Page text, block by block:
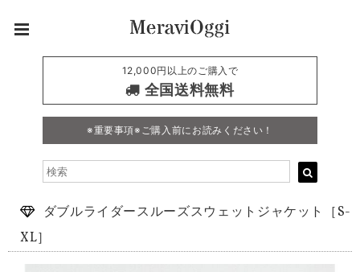
12,000円以上のご購入で
全国送料無料
※重要事項※ご購入前にお読みください！
ダブルライダースルーズスウェットジャケット［S-
XL］